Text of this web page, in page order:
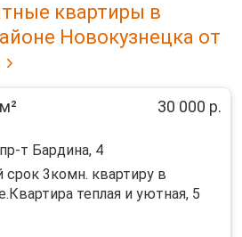
квартиры в
Новокузнецка от
30 000 р.
т Бардина, 4
3комн. квартиру в
теплая и уютная, 5